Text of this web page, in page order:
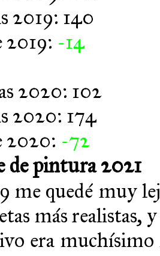
2019: 140
2019: -14
2020: 102
2020: 174
2020: -72
de pintura 2021
me quedé muy
más realistas,
era